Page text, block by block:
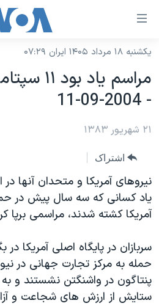
لینکهای
دسترسی
جهش
محتوای
اصلی
اصلی
جهش
به
جستجو
نسخه سبک وب‌سایت
موضوع ها
ایران
آمریکا
جهان
ورزشی
گزیده‌ها
ویژه برنامه‌ها
ویدیوها
فرهنگ و زندگی
برنامه های تلویزیونی
جدول برنامه ها
صفحه‌های ویژه
جام جهانی ۲۰۲۶
عملیات خشم حماسی
۲۵۰سالگی آمریکا
بایگانی برنامه‌های تلویزیونی
مستندها
فرکانس‌های صدای آمریکا
پخش رادیویی
یادگیری زبان انگلیسی
دنبال کنید
یکشنبه ۱۸ مرداد ۱۴۰۵ ایران ۰۷:۲۹
مراسم ياد
- 2004-09-11
۲۱ شهریور ۱۳۸۳
اشتراک
نيروهای آمريکا و متحدان آنها در
آمريکا کشته شدند، مراسمی برپا
سربازان در پايگاه اصلی آمريکا در
حمله به مرکز تجارت جهانی در
پنتاگون در واشنگتن نشستند و
ستايش از ارزش های شجاعت و